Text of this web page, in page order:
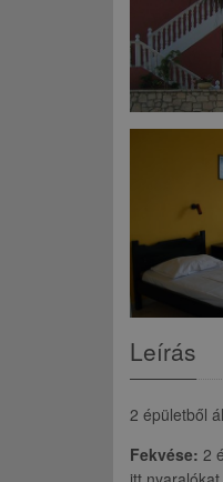
Leírás
2 épületből
Fekvése: 2